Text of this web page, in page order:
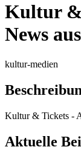
Kultur &
News
kultur-medien
Kultur & Tickets -
Aktuelle